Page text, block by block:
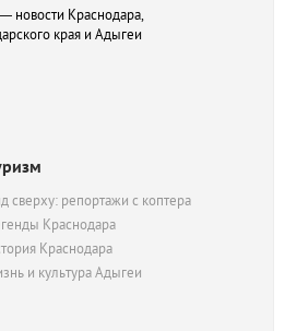
новости Краснодара,
края и Адыгеи
сверху: репортажи с коптера
Краснодара
Краснодара
и культура Адыгеи